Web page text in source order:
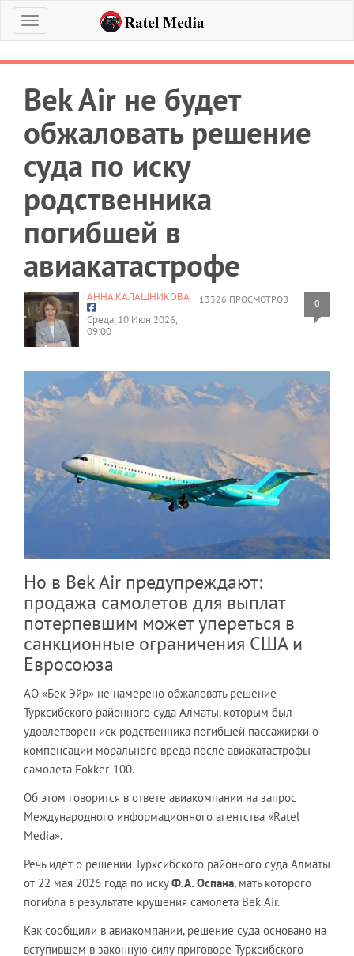
Меню
Bek Air не будет
обжаловать решение
суда по иску
родственника
погибшей в
авиакатастрофе
13326 ПРОСМОТРОВ 0
АННА КАЛАШНИКОВА
Среда, 10 Июн 2026,
09:00
Но в Bek Air предупреждают:
продажа самолетов для выплат
потерпевшим может упереться в
санкционные ограничения США и
Евросоюза
АО «Бек Эйр» не намерено обжаловать решение
Турксибского районного суда Алматы, которым был
удовлетворен иск родственника погибшей пассажирки о
компенсации морального вреда после авиакатастрофы
самолета Fokker-100.
Об этом говорится в ответе авиакомпании на запрос
Международного информационного агентства «Ratel
Media».
Речь идет о решении Турксибского районного суда Алматы
от 22 мая 2026 года по искуФ.А. Оспана, мать которого
погибла в результате крушения самолета Bek Air.
Как сообщили в авиакомпании, решение суда основано на
вступившем в законную силу приговоре Турксибского